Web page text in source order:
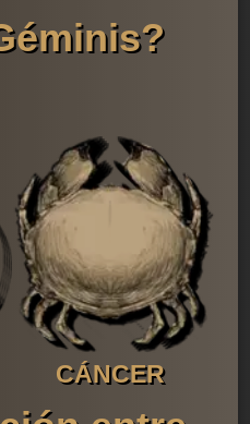
CÁNCER